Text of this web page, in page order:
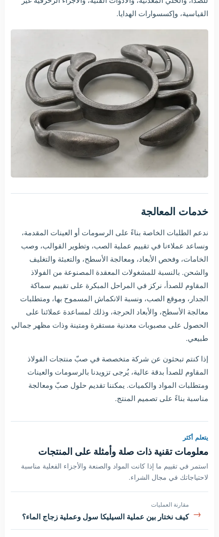
القياسية، وإكسسوارات الهدايا.
خدمات المعالجة
ندعم الطلبات الخاصة بناءً على الرسومات أو العينات المقدمة،
ونساعد عملاءنا في تقييم عملية الصب، وتطوير القوالب، وصب
الخامات، وفحص الأبعاد، ومعالجة الأسطح، والتعبئة والتغليف
والشحن. بالنسبة للمشغولات المعقدة المصنوعة من الفولاذ
المقاوم للصدأ، نركز في المراحل المبكرة على تقييم سماكة
الجدار، وموقع الصب، ونسبة الانكماش المسموح بها، ومتطلبات
معالجة الأسطح، والأبعاد الحرجة، وذلك لمساعدة عملائنا على
الحصول على مصبوبات معدنية مستقرة ومتينة وذات مظهر جمالي
طبيعي.
إذا كنتم تبحثون عن شركة متخصصة في صبّ منتجات الفولاذ
المقاوم للصدأ بدقة عالية، يُرجى تزويدنا بالرسومات والعينات
ومتطلبات المواد والكميات. يمكننا تقديم حلول صبّ ومعالجة
مناسبة بناءً على تصميم المنتج.
يتعلم أكثر
معلومات تقنية ذات صلة وأمثلة على المنتجات
استمر في تقييم ما إذا كانت المواد والصنعة والأجزاء الفعلية مناسبة
لاحتياجاتك في مجال الشراء.
مقارنة العمليات
كيف نختار بين عملية السيليكا سول وعملية زجاج الماء؟ →